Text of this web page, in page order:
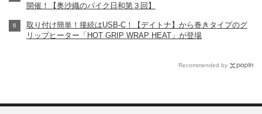
開催！【奥沙織のバイク日和第３回】
取り付け簡単！接続はUSB-C！【デイトナ】から巻きタイプのグ
リップヒーター「HOT GRIP WRAP HEAT」が登場
Recommended by